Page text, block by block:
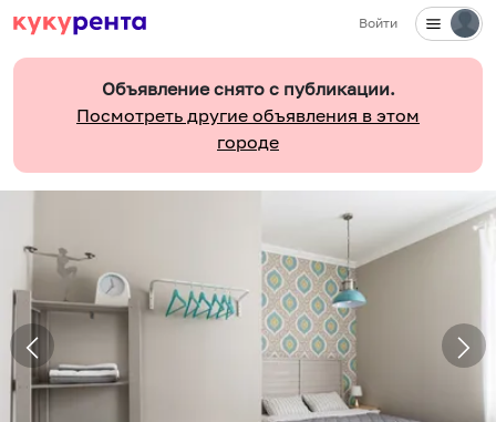
Войти
Объявление снято с публикации.
Посмотреть другие объявления в этом
городе